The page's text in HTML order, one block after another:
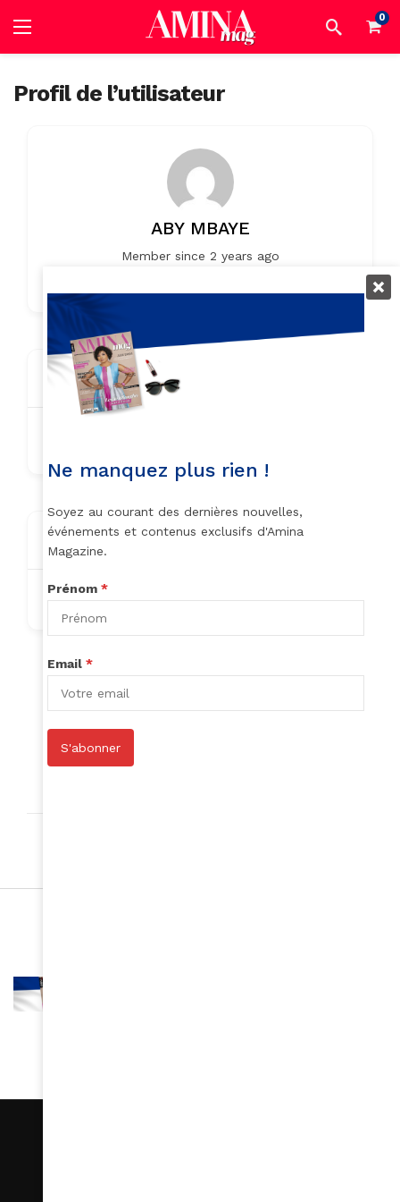
0
Profil de l’utilisateur
ABY MBAYE
Member since 2 years ago
Contact Info
About
Nothing to show!
Author Listings
Ne manquez plus rien !
Soyez au courant des dernières nouvelles,
événements et contenus exclusifs d'Amina
Magazine.
Prénom *
Email *
S'abonner